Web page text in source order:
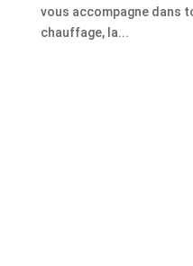
vous accompagne dans
chauffage, la...